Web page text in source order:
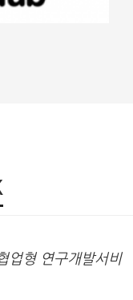
업형 연구개발서비